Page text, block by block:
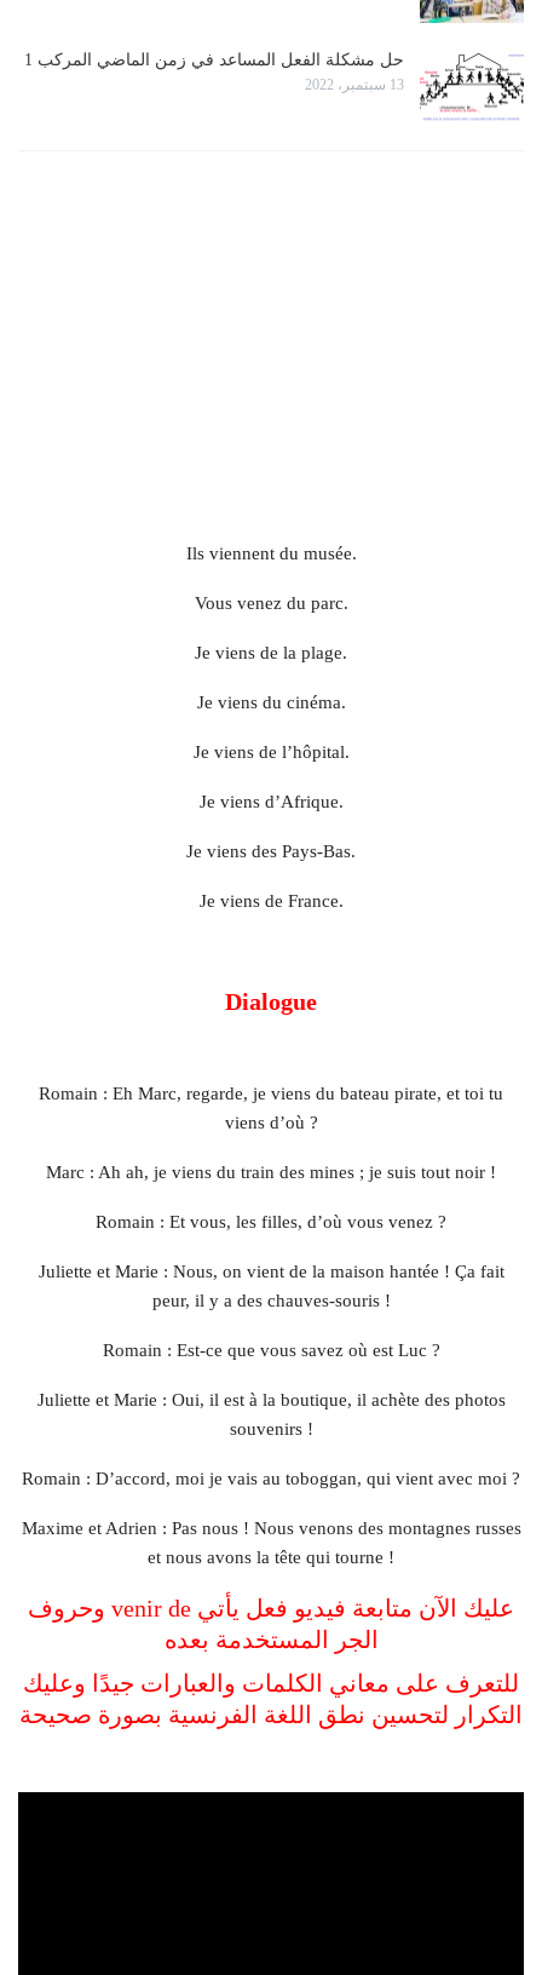
حل مشكلة الفعل المساعد في زمن الماضي المركب 1
13 سبتمبر، 2022
Ils viennent du musée.
Vous venez du parc.
Je viens de la plage.
Je viens du cinéma.
Je viens de l’hôpital.
Je viens d’Afrique.
Je viens des Pays-Bas.
Je viens de France.
Dialogue
Romain : Eh Marc, regarde, je viens du bateau pirate, et toi tu
viens d’où ?
Marc : Ah ah, je viens du train des mines ; je suis tout noir !
Romain : Et vous, les filles, d’où vous venez ?
Juliette et Marie : Nous, on vient de la maison hantée ! Ça fait
peur, il y a des chauves-souris !
Romain : Est-ce que vous savez où est Luc ?
Juliette et Marie : Oui, il est à la boutique, il achète des photos
souvenirs !
Romain : D’accord, moi je vais au toboggan, qui vient avec moi ?
Maxime et Adrien : Pas nous ! Nous venons des montagnes russes
et nous avons la tête qui tourne !
عليك الآن متابعة فيديو فعل يأتي venir de وحروف
الجر المستخدمة بعده
للتعرف على معاني الكلمات والعبارات جيدًا وعليك
التكرار لتحسين نطق اللغة الفرنسية بصورة صحيحة